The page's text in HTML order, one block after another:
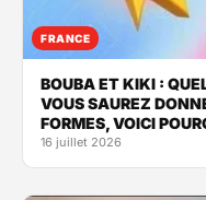
FRANCE
BOUBA ET KIKI :
VOUS SAUREZ
FORMES, VOICI
16 juillet 2026